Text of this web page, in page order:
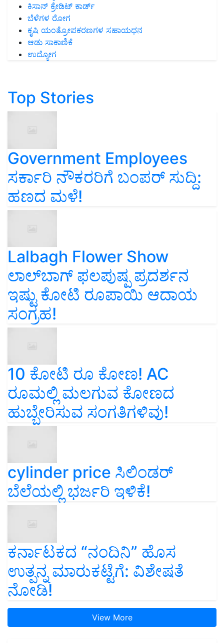
ಕಿಸಾನ್ ಕ್ರೇಡಿಟ್ ಕಾರ್ಡ್
ಬೆಳೆಗಳ ರೋಗ
ಕೃಷಿ ಯಂತ್ರೋಪಕರಣಗಳ ಸಹಾಯಧನ
ಆಡು ಸಾಕಾಣಿಕೆ
ಉದ್ಯೋಗ
Top Stories
Government Employees
ಸರ್ಕಾರಿ ನೌಕರರಿಗೆ ಬಂಪರ್‌ ಸುದ್ದಿ:
ಹಣದ ಮಳೆ!
Lalbagh Flower Show
ಲಾಲ್‌ಬಾಗ್ ಫಲಪುಷ್ಪ ಪ್ರದರ್ಶನ
ಇಷ್ಟು ಕೋಟಿ ರೂಪಾಯಿ ಆದಾಯ
ಸಂಗ್ರಹ!
10 ಕೋಟಿ ರೂ ಕೋಣ! AC
ರೂಮಲ್ಲಿ ಮಲಗುವ ಕೋಣದ
ಹುಬ್ಬೇರಿಸುವ ಸಂಗತಿಗಳಿವು!
cylinder price ಸಿಲಿಂಡರ್‌
ಬೆಲೆಯಲ್ಲಿ ಭರ್ಜರಿ ಇಳಿಕೆ!
ಕರ್ನಾಟಕದ “ನಂದಿನಿ” ಹೊಸ
ಉತ್ಪನ್ನ ಮಾರುಕಟ್ಟೆಗೆ: ವಿಶೇಷತೆ
ನೋಡಿ!
View More